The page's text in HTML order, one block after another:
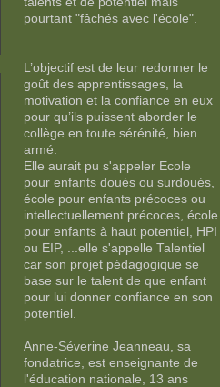
pourtant "fâchés avec l'école".
L’objectif est de leur redonner le
goût des apprentissages, la
motivation et la confiance en eux
pour qu’ils puissent aborder le
collège en toute sérénité, bien
armé.
Elle aurait pu s'appeler Ecole
pour enfants doués ou surdoués,
école pour enfants précoces ou
intellectuellement précoces, école
pour enfants à haut potentiel, HPI
ou EIP, ...elle s'appelle Talentiel
car son projet pédagogique se
base sur le talent de que enfant
pour lui donner confiance en son
potentiel.
Anne-Séverine Jeanneau, sa
fondatrice, est enseignante de
l'éducation nationale, 13 ans